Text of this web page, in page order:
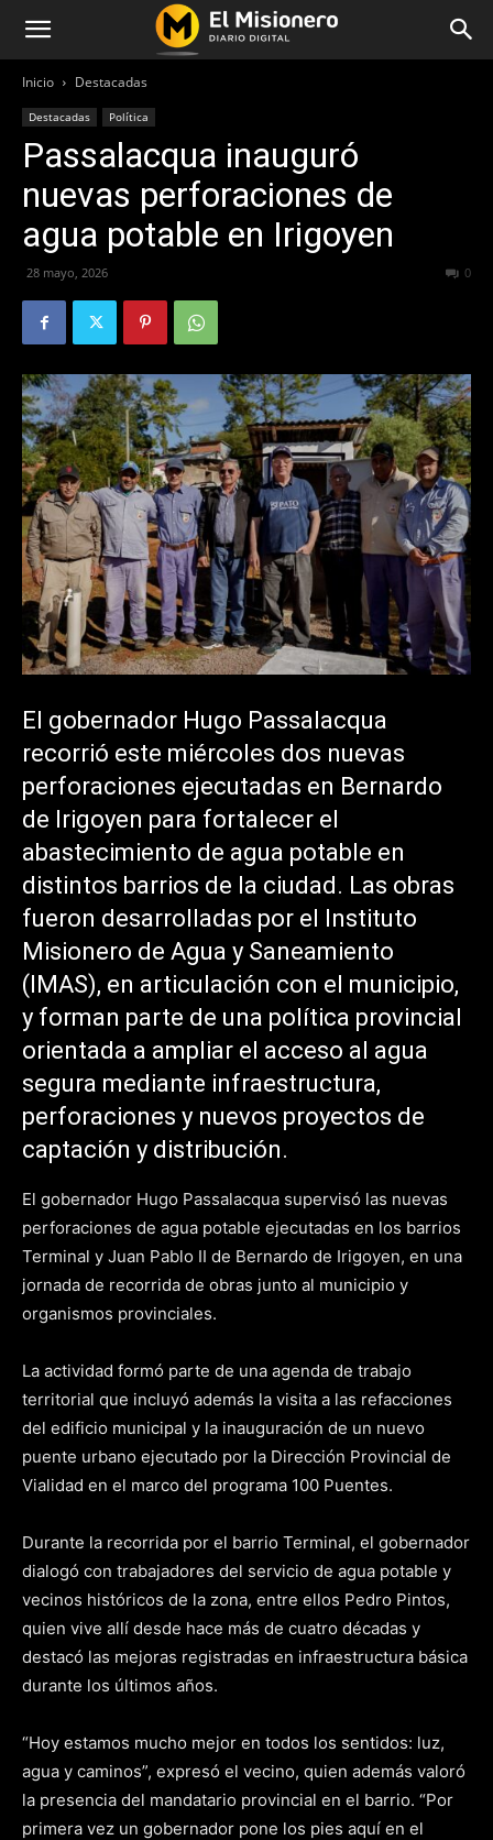
Inicio Destacadas
Destacadas Política
Passalacqua inauguró
nuevas perforaciones de
agua potable en Irigoyen
28 mayo, 2026 0
El gobernador Hugo Passalacqua
recorrió este miércoles dos nuevas
perforaciones ejecutadas en Bernardo
de Irigoyen para fortalecer el
abastecimiento de agua potable en
distintos barrios de la ciudad. Las obras
fueron desarrolladas por el Instituto
Misionero de Agua y Saneamiento
(IMAS), en articulación con el municipio,
y forman parte de una política provincial
orientada a ampliar el acceso al agua
segura mediante infraestructura,
perforaciones y nuevos proyectos de
captación y distribución.
El gobernador Hugo Passalacqua supervisó las nuevas
perforaciones de agua potable ejecutadas en los barrios
Terminal y Juan Pablo II de Bernardo de Irigoyen, en una
jornada de recorrida de obras junto al municipio y
organismos provinciales.
La actividad formó parte de una agenda de trabajo
territorial que incluyó además la visita a las refacciones
del edificio municipal y la inauguración de un nuevo
puente urbano ejecutado por la Dirección Provincial de
Vialidad en el marco del programa 100 Puentes.
Durante la recorrida por el barrio Terminal, el gobernador
dialogó con trabajadores del servicio de agua potable y
vecinos históricos de la zona, entre ellos Pedro Pintos,
quien vive allí desde hace más de cuatro décadas y
destacó las mejoras registradas en infraestructura básica
durante los últimos años.
“Hoy estamos mucho mejor en todos los sentidos: luz,
agua y caminos”, expresó el vecino, quien además valoró
la presencia del mandatario provincial en el barrio. “Por
primera vez un gobernador pone los pies aquí en el